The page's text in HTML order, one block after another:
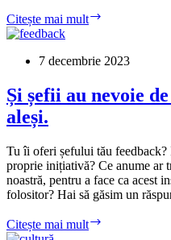
Citește mai mult
outsourcing
industria
IT
7 decembrie 2023
Și șefii au nevoie
aleși.
Tu îi oferi șefului tău
proprie inițiativă? Ce anume ar
noastră, pentru a face ca acest
folositor? Hai să găsim un
Citește mai mult